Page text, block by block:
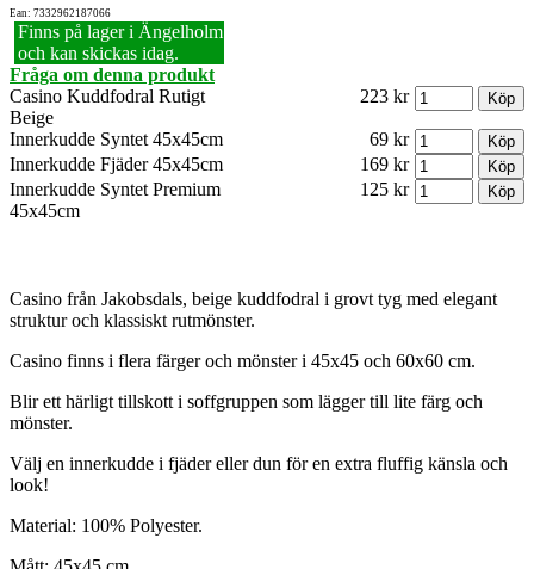
Ean: 7332962187066
Finns på lager i Ängelholm
och kan skickas idag.
Fråga om denna produkt
Casino Kuddfodral Rutigt
Beige
223 kr
Innerkudde Syntet 45x45cm
69 kr
Innerkudde Fjäder 45x45cm
169 kr
Innerkudde Syntet Premium
45x45cm
125 kr
Casino från Jakobsdals, beige kuddfodral i grovt tyg med elegant
struktur och klassiskt rutmönster.
Casino finns i flera färger och mönster i 45x45 och 60x60 cm.
Blir ett härligt tillskott i soffgruppen som lägger till lite färg och
mönster.
Välj en innerkudde i fjäder eller dun för en extra fluffig känsla och
look!
Material: 100% Polyester.